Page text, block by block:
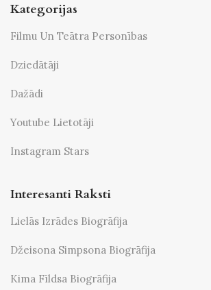
Kategorijas
Filmu Un Teātra Personības
Dziedātāji
Dažādi
Youtube Lietotāji
Instagram Stars
Interesanti Raksti
Lielās Izrādes Biogrāfija
Džeisona Simpsona Biogrāfija
Kima Fīldsa Biogrāfija